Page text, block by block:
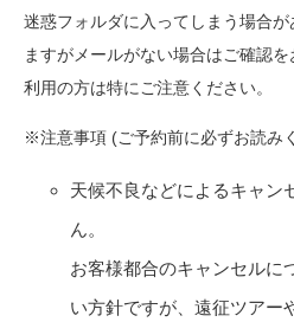
迷惑フォルダに入ってしまう場合
ますがメールがない場合はご確認
利用の方は特にご注意ください。
※注意事項 (ご予約前に必ずお読み
天候不良などによるキャン
ん。
お客様都合のキャンセルに
い方針ですが、遠征ツアー